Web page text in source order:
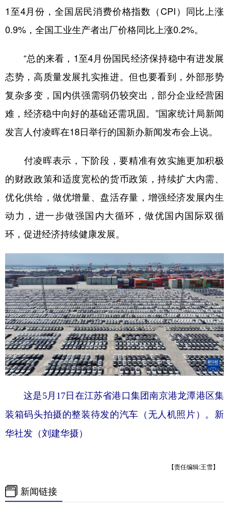
Deutsch Português
1至4月份，全国居民消费价格指数（CPI）同比上涨
0.9%，全国工业生产者出厂价格同比上涨0.2%。
“总的来看，1至4月份国民经济保持稳中有进发展
态势，高质量发展扎实推进。但也要看到，外部形势
复杂多变，国内供强需弱仍较突出，部分企业经营困
难，经济稳中向好的基础还需巩固。”国家统计局新闻
发言人付凌晖在18日举行的国新办新闻发布会上说。
付凌晖表示，下阶段，要精准有效实施更加积极
的财政政策和适度宽松的货币政策，持续扩大内需、
优化供给，做优增量、盘活存量，增强经济发展内生
动力，进一步做强国内大循环，做优国内国际双循
环，促进经济持续健康发展。
这是5月17日在江苏省港口集团南京港龙潭港区集
装箱码头拍摄的整装待发的汽车（无人机照片）。新
华社发（刘建华摄）
【责任编辑:王雪】
新闻链接